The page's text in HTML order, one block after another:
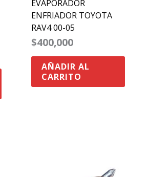
EVAPORADOR
ENFRIADOR TOYOTA
RAV4 00-05
$400,000
AÑADIR AL
CARRITO